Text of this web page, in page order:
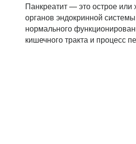
Панкреатит — это острое или
органов эндокринной
нормального
кишечного тракта и процесс